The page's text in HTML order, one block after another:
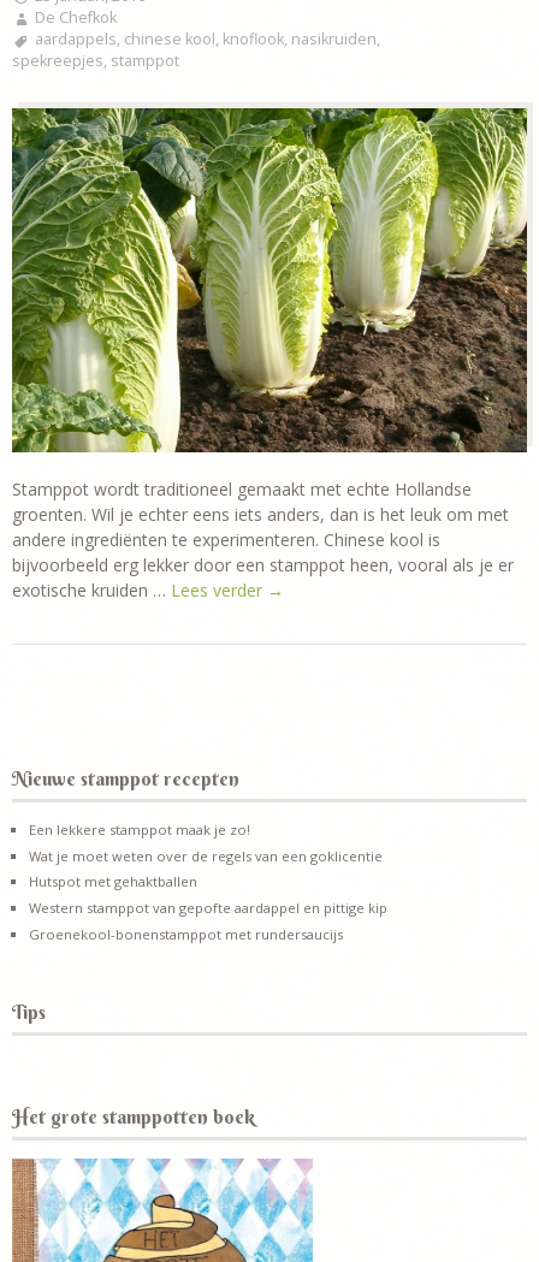
De Chefkok
aardappels, chinese kool, knoflook, nasikruiden,
spekreepjes, stamppot
Stamppot wordt traditioneel gemaakt met echte Hollandse
groenten. Wil je echter eens iets anders, dan is het leuk om met
andere ingrediënten te experimenteren. Chinese kool is
bijvoorbeeld erg lekker door een stamppot heen, vooral als je er
exotische kruiden … Lees verder →
Nieuwe stamppot recepten
Een lekkere stamppot maak je zo!
Wat je moet weten over de regels van een goklicentie
Hutspot met gehaktballen
Western stamppot van gepofte aardappel en pittige kip
Groenekool-bonenstamppot met rundersaucijs
Tips
Het grote stamppotten boek